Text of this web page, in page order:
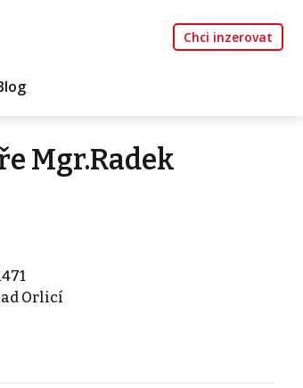
Chci inzerovat
Mgr.Radek
Orlicí